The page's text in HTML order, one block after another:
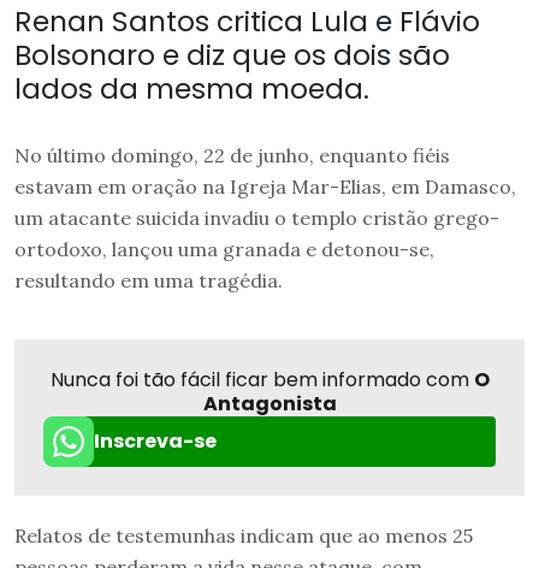
Renan Santos critica Lula e Flávio
Bolsonaro e diz que os dois são
lados da mesma moeda.
No último domingo, 22 de junho, enquanto fiéis
estavam em oração na Igreja Mar-Elias, em Damasco,
um atacante suicida invadiu o templo cristão grego-
ortodoxo, lançou uma granada e detonou-se,
resultando em uma tragédia.
Nunca foi tão fácil ficar bem informado com O
Antagonista
Inscreva-se
Relatos de testemunhas indicam que ao menos 25